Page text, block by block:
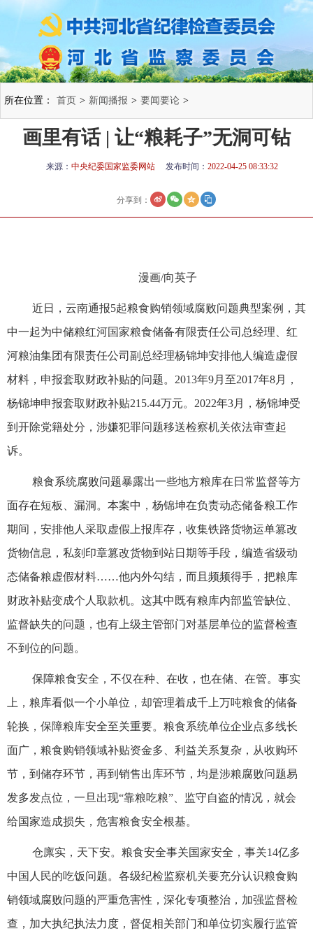
所在位置： 首页 > 新闻播报 > 要闻要论 >
画里有话 | 让“粮耗子”无洞可钻
来源： 中央纪委国家监委网站 发布时间： 2022-04-25 08:33:32
分享到：
漫画/向英子
近日，云南通报5起粮食购销领域腐败问题典型案例，其
中一起为中储粮红河国家粮食储备有限责任公司总经理、红
河粮油集团有限责任公司副总经理杨锦坤安排他人编造虚假
材料，申报套取财政补贴的问题。2013年9月至2017年8月，
杨锦坤申报套取财政补贴215.44万元。2022年3月，杨锦坤受
到开除党籍处分，涉嫌犯罪问题移送检察机关依法审查起
诉。
粮食系统腐败问题暴露出一些地方粮库在日常监督等方
面存在短板、漏洞。本案中，杨锦坤在负责动态储备粮工作
期间，安排他人采取虚假上报库存，收集铁路货物运单篡改
货物信息，私刻印章篡改货物到站日期等手段，编造省级动
态储备粮虚假材料……他内外勾结，而且频频得手，把粮库
财政补贴变成个人取款机。这其中既有粮库内部监管缺位、
监督缺失的问题，也有上级主管部门对基层单位的监督检查
不到位的问题。
保障粮食安全，不仅在种、在收，也在储、在管。事实
上，粮库看似一个小单位，却管理着成千上万吨粮食的储备
轮换，保障粮库安全至关重要。粮食系统单位企业点多线长
面广，粮食购销领域补贴资金多、利益关系复杂，从收购环
节，到储存环节，再到销售出库环节，均是涉粮腐败问题易
发多发点位，一旦出现“靠粮吃粮”、监守自盗的情况，就会
给国家造成损失，危害粮食安全根基。
仓廪实，天下安。粮食安全事关国家安全，事关14亿多
中国人民的吃饭问题。各级纪检监察机关要充分认识粮食购
销领域腐败问题的严重危害性，深化专项整治，加强监督检
查，加大执纪执法力度，督促相关部门和单位切实履行监管